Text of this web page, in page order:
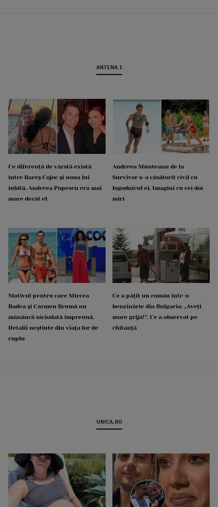
ANTENA 1
Ce diferență de vârstă există
între Rareș Cojoc și noua lui
iubită. Andreea Popescu era mai
mare decât el
Andreea Munteanu de la
Survivor s-a căsătorit civil cu
logodnicul ei. Imagini cu cei doi
miri
Motivul pentru care Mircea
Badea și Carmen Brumă nu
mănâncă niciodată împreună.
Detalii neștiute din viața lor de
cuplu
Ce a pățit un român într-o
benzinărie din Bulgaria: „Aveți
mare grijă!”. Ce a observat pe
chitanță
UNICA.RO